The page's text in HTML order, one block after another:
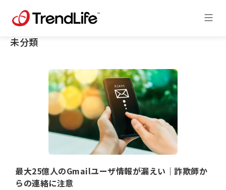
未分類
最大25億人のGmailユーザ情報が漏えい｜詐欺師か
らの連絡に注意